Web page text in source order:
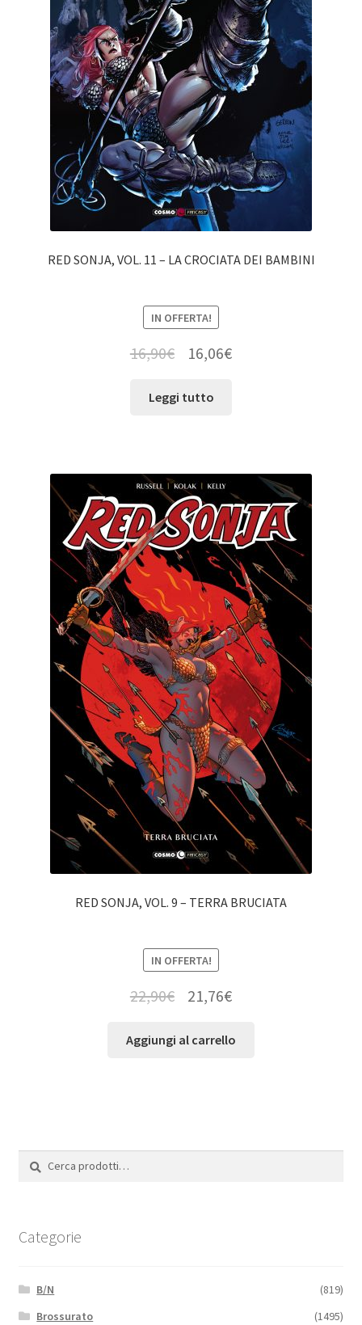
RED SONJA, VOL. 11 – LA CROCIATA DEI BAMBINI
IN OFFERTA!
16,90€ 16,06€
Leggi tutto
RED SONJA, VOL. 9 – TERRA BRUCIATA
IN OFFERTA!
22,90€ 21,76€
Aggiungi al carrello
Cerca:
Cerca
Categorie
B/N
(819)
Brossurato
(1495)